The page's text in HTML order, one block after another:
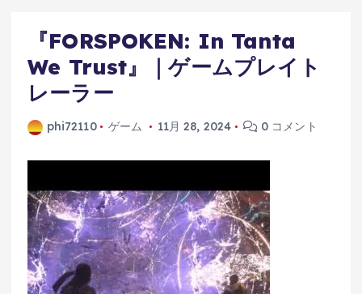
『FORSPOKEN: In Tanta
We Trust』｜ゲームプレイト
レーラー
phi72110 ゲーム 11月 28, 2024 0 コメント